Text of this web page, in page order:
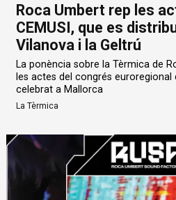
Roca Umbert rep les
CEMUSI, que es
Vilanova i la Geltrú
La ponència sobre la Tèrmica de
les actes del congrés euroregional
celebrat a Mallorca
La Tèrmica